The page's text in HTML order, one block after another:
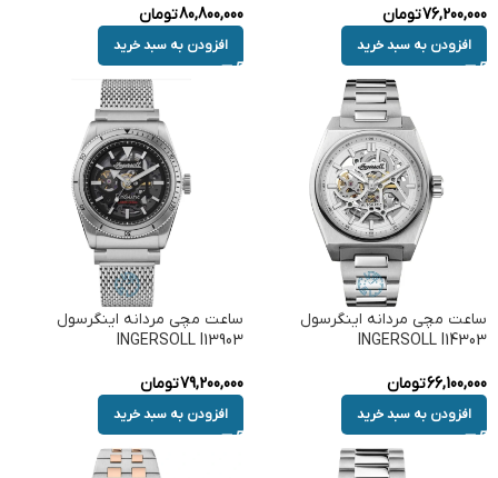
76,200,000تومان
افزودن به سبد خرید
80,800,000تومان
افزودن به سبد خرید
ساعت مچی مردانه اینگرسول
INGERSOLL I14303
66,100,000تومان
افزودن به سبد خرید
ساعت مچی مردانه اینگرسول
INGERSOLL I13903
79,200,000تومان
افزودن به سبد خرید